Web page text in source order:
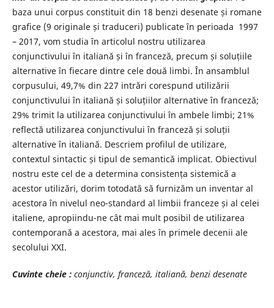
baza unui corpus constituit din 18 benzi desenate și romane
grafice (9 originale și traduceri) publicate în perioada 1997
– 2017, vom studia în articolul nostru utilizarea
conjunctivului în italiană și în franceză, precum și soluțiile
alternative în fiecare dintre cele două limbi. În ansamblul
corpusului, 49,7% din 227 intrări corespund utilizării
conjunctivului în italiană și soluțiilor alternative în franceză;
29% trimit la utilizarea conjunctivului în ambele limbi; 21%
reflectă utilizarea conjunctivului în franceză și soluții
alternative în italiană. Descriem profilul de utilizare,
contextul sintactic și tipul de semantică implicat. Obiectivul
nostru este cel de a determina consistența sistemică a
acestor utilizări, dorim totodată să furnizăm un inventar al
acestora în nivelul neo-standard al limbii franceze și al celei
italiene, apropiindu-ne cât mai mult posibil de utilizarea
contemporană a acestora, mai ales în primele decenii ale
secolului XXI.
Cuvinte cheie :conjunctiv, franceză, italiană, benzi desenate